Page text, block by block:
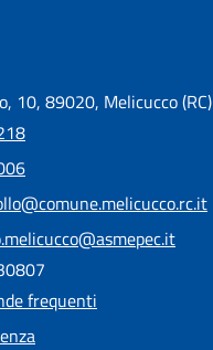
10, 89020, Melicucco (RC)
frequenti